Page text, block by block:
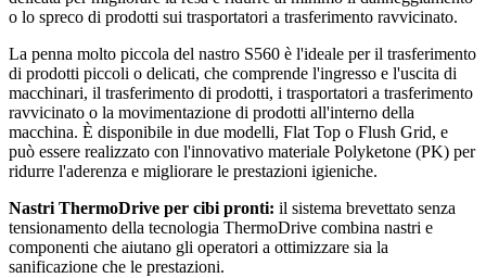
o lo spreco di prodotti sui trasportatori a trasferimento ravvicinato.
La penna molto piccola del nastro S560 è l'ideale per il trasferimento
di prodotti piccoli o delicati, che comprende l'ingresso e l'uscita di
macchinari, il trasferimento di prodotti, i trasportatori a trasferimento
ravvicinato o la movimentazione di prodotti all'interno della
macchina. È disponibile in due modelli, Flat Top o Flush Grid, e
può essere realizzato con l'innovativo materiale Polyketone (PK) per
ridurre l'aderenza e migliorare le prestazioni igieniche.
Nastri ThermoDrive per cibi pronti: il sistema brevettato senza
tensionamento della tecnologia ThermoDrive combina nastri e
componenti che aiutano gli operatori a ottimizzare sia la
sanificazione che le prestazioni.